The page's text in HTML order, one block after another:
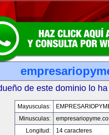
de este dominio lo
Mayusculas:
Minusculas:
Longitud:
14 caracteres